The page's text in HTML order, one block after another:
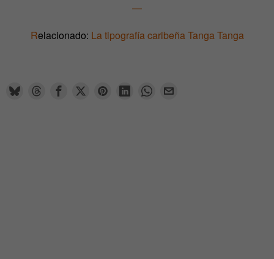
—
Relacionado: La tipografía caribeña Tanga Tanga